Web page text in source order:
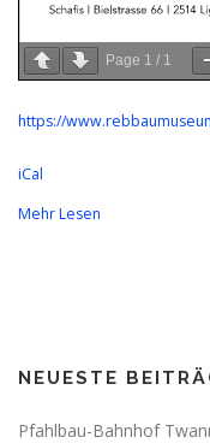
Page 1 / 1
https://
iCal
Mehr Lesen
NEUESTE
Pfahlbau-Bahnhof